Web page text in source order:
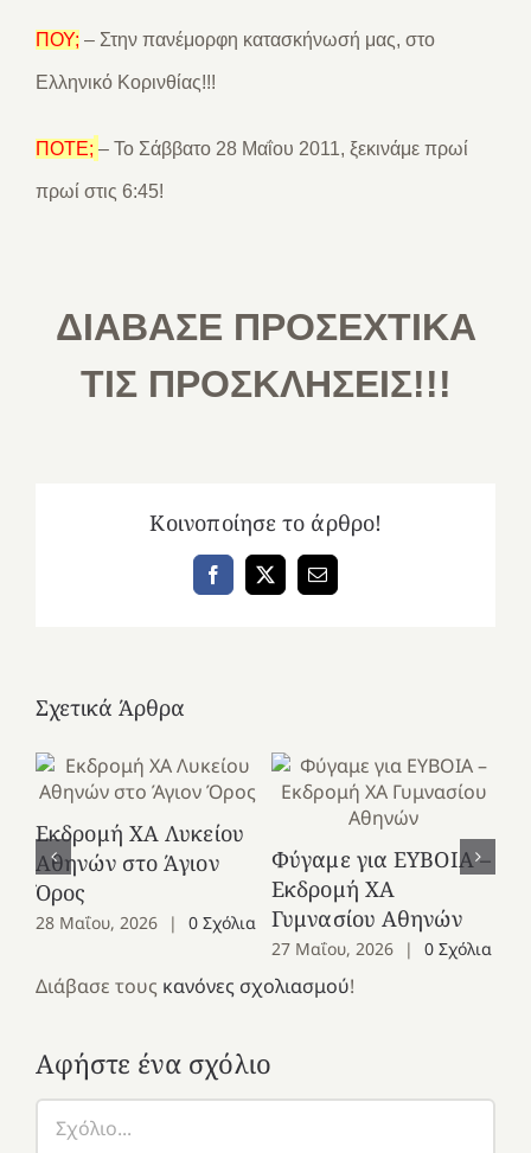
ΠΟΥ; – Στην πανέμορφη κατασκήνωσή μας, στο
Ελληνικό Κορινθίας!!!
ΠΟΤΕ; – Το Σάββατο 28 Μαΐου 2011, ξεκινάμε πρωί
πρωί στις 6:45!
ΔΙΑΒΑΣΕ ΠΡΟΣΕΧΤΙΚΑ
ΤΙΣ ΠΡΟΣΚΛΗΣΕΙΣ!!!
Κοινοποίησε το άρθρο!
Facebook
X Email
Σχετικά Άρθρα
Εκδρομή ΧΑ Λυκείου
Αθηνών στο Άγιον
Όρος
28 Μαΐου, 2026 | 0 Σχόλια
Φύγαμε για ΕΥΒΟΙΑ –
Εκδρομή ΧΑ
Γυμνασίου Αθηνών
27 Μαΐου, 2026 | 0 Σχόλια
Διάβασε τους κανόνες σχολιασμού!
Αφήστε ένα σχόλιο